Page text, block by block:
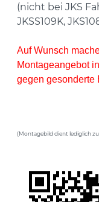
(nicht bei JKS
JKSS109K,
Auf Wunsch
Montageangebot
gegen gesonderte
(Montagebild dient lediglich